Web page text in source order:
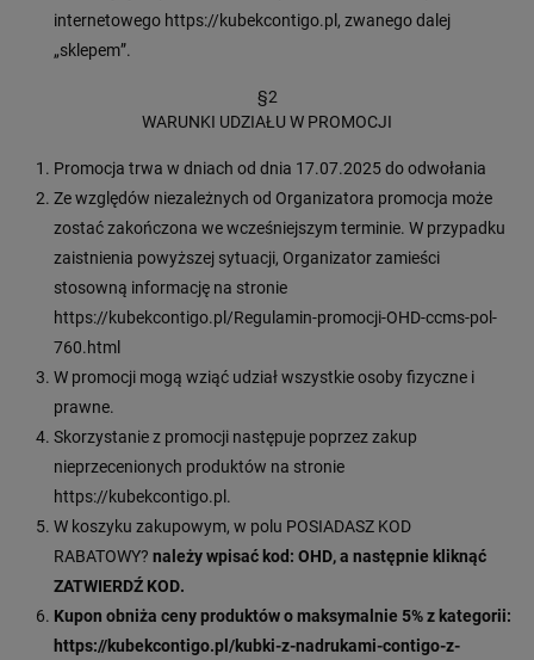
internetowego https://kubekcontigo.pl, zwanego dalej
„sklepem”.
§2
WARUNKI UDZIAŁU W PROMOCJI
Promocja trwa w dniach od dnia 17.07.2025 do odwołania
Ze względów niezależnych od Organizatora promocja może
zostać zakończona we wcześniejszym terminie. W przypadku
zaistnienia powyższej sytuacji, Organizator zamieści
stosowną informację na stronie
https://kubekcontigo.pl/Regulamin-promocji-OHD-ccms-pol-
760.html
W promocji mogą wziąć udział wszystkie osoby fizyczne i
prawne.
Skorzystanie z promocji następuje poprzez zakup
nieprzecenionych produktów na stronie
https://kubekcontigo.pl.
W koszyku zakupowym, w polu POSIADASZ KOD
RABATOWY? należy wpisać kod: OHD, a następnie kliknąć
ZATWIERDŹ KOD.
Kupon obniża ceny produktów o maksymalnie 5% z kategorii:
https://kubekcontigo.pl/kubki-z-nadrukami-contigo-z-